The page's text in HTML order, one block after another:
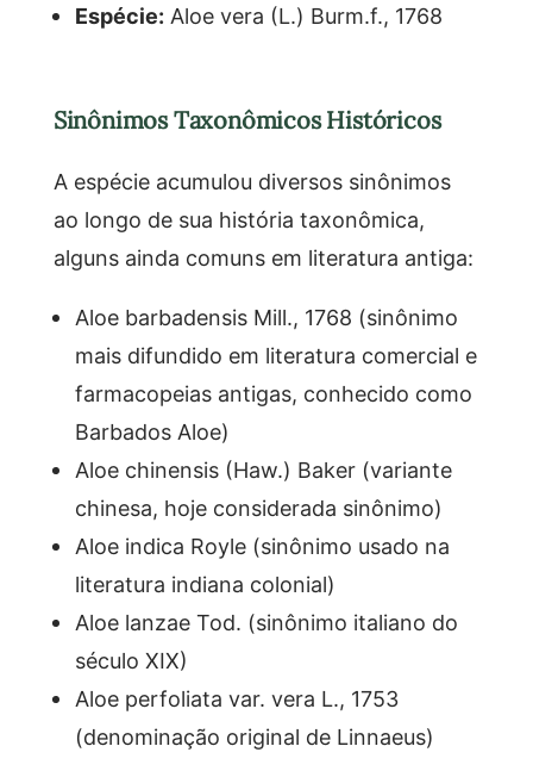
Espécie: Aloe vera (L.) Burm.f., 1768
Sinônimos Taxonômicos Históricos
A espécie acumulou diversos sinônimos
ao longo de sua história taxonômica,
alguns ainda comuns em literatura antiga:
Aloe barbadensis Mill., 1768 (sinônimo
mais difundido em literatura comercial e
farmacopeias antigas, conhecido como
Barbados Aloe)
Aloe chinensis (Haw.) Baker (variante
chinesa, hoje considerada sinônimo)
Aloe indica Royle (sinônimo usado na
literatura indiana colonial)
Aloe lanzae Tod. (sinônimo italiano do
século XIX)
Aloe perfoliata var. vera L., 1753
(denominação original de Linnaeus)